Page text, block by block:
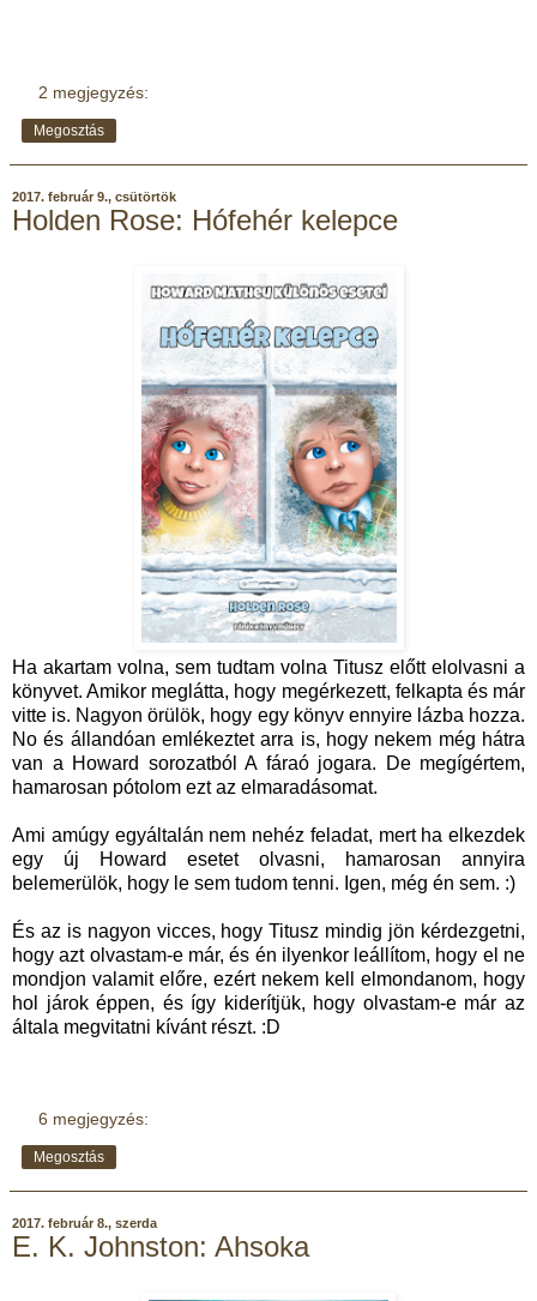
2 megjegyzés:
Megosztás
2017. február 9., csütörtök
Holden Rose: Hófehér kelepce
Ha akartam volna, sem tudtam volna Titusz előtt elolvasni a
könyvet. Amikor meglátta, hogy megérkezett, felkapta és már
vitte is. Nagyon örülök, hogy egy könyv ennyire lázba hozza.
No és állandóan emlékeztet arra is, hogy nekem még hátra
van a Howard sorozatból A fáraó jogara. De megígértem,
hamarosan pótolom ezt az elmaradásomat.
Ami amúgy egyáltalán nem nehéz feladat, mert ha elkezdek
egy új Howard esetet olvasni, hamarosan annyira
belemerülök, hogy le sem tudom tenni. Igen, még én sem. :)
És az is nagyon vicces, hogy Titusz mindig jön kérdezgetni,
hogy azt olvastam-e már, és én ilyenkor leállítom, hogy el ne
mondjon valamit előre, ezért nekem kell elmondanom, hogy
hol járok éppen, és így kiderítjük, hogy olvastam-e már az
általa megvitatni kívánt részt. :D
6 megjegyzés:
Megosztás
2017. február 8., szerda
E. K. Johnston: Ahsoka